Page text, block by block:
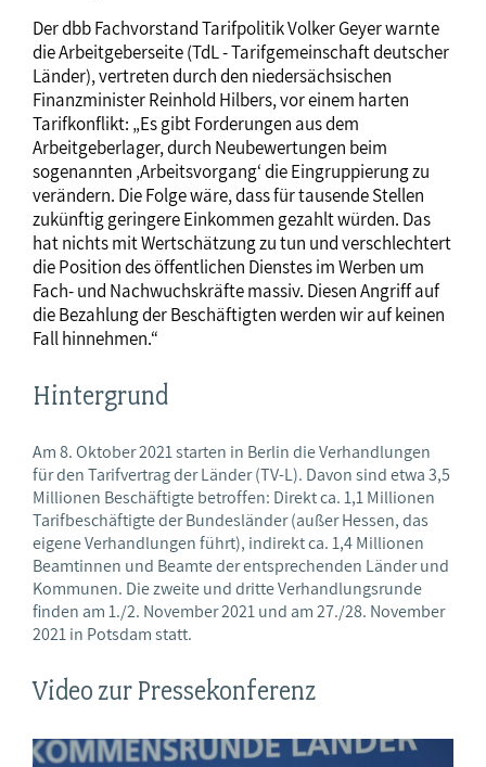
Der dbb Fachvorstand Tarifpolitik Volker Geyer warnte
die Arbeitgeberseite (TdL - Tarifgemeinschaft deutscher
Länder), vertreten durch den niedersächsischen
Finanzminister Reinhold Hilbers, vor einem harten
Tarifkonflikt: „Es gibt Forderungen aus dem
Arbeitgeberlager, durch Neubewertungen beim
sogenannten ‚Arbeitsvorgang‘ die Eingruppierung zu
verändern. Die Folge wäre, dass für tausende Stellen
zukünftig geringere Einkommen gezahlt würden. Das
hat nichts mit Wertschätzung zu tun und verschlechtert
die Position des öffentlichen Dienstes im Werben um
Fach- und Nachwuchskräfte massiv. Diesen Angriff auf
die Bezahlung der Beschäftigten werden wir auf keinen
Fall hinnehmen.“
Hintergrund
Am 8. Oktober 2021 starten in Berlin die Verhandlungen
für den Tarifvertrag der Länder (TV-L). Davon sind etwa 3,5
Millionen Beschäftigte betroffen: Direkt ca. 1,1 Millionen
Tarifbeschäftigte der Bundesländer (außer Hessen, das
eigene Verhandlungen führt), indirekt ca. 1,4 Millionen
Beamtinnen und Beamte der entsprechenden Länder und
Kommunen. Die zweite und dritte Verhandlungsrunde
finden am 1./2. November 2021 und am 27./28. November
2021 in Potsdam statt.
Video zur Pressekonferenz